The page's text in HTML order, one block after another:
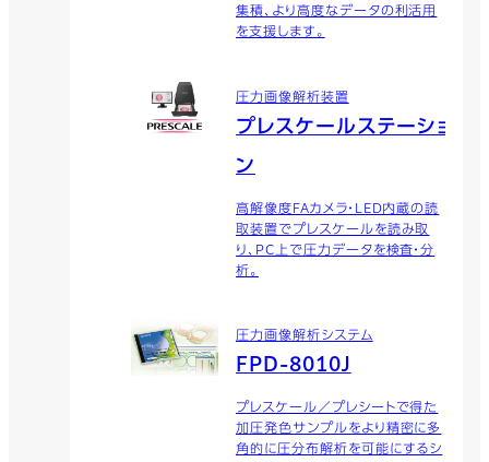
集積、より高度なデータの利活用
を支援します。
圧力画像解析装置
プレスケールステーショ
ン
高解像度FAカメラ・LED内蔵の読
取装置でプレスケールを読み取
り、PC上で圧力データを検査・分
析。
圧力画像解析システム
FPD-8010J
プレスケール／プレシートで得た
加圧発色サンプルをより精密に多
角的に圧分布解析を可能にするシ